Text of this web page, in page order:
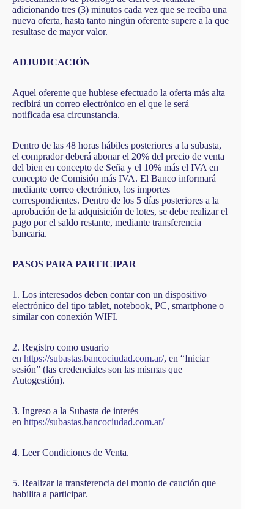
adicionando tres (3) minutos cada vez que se reciba una
nueva oferta, hasta tanto ningún oferente supere a la que
resultase de mayor valor.
ADJUDICACIÓN
Aquel oferente que hubiese efectuado la oferta más alta
recibirá un correo electrónico en el que le será
notificada esa circunstancia.
Dentro de las 48 horas hábiles posteriores a la subasta,
el comprador deberá abonar el 20% del precio de venta
del bien en concepto de Seña y el 10% más el IVA en
concepto de Comisión más IVA. El Banco informará
mediante correo electrónico, los importes
correspondientes. Dentro de los 5 días posteriores a la
aprobación de la adquisición de lotes, se debe realizar el
pago por el saldo restante, mediante transferencia
bancaria.
PASOS PARA PARTICIPAR
1. Los interesados deben contar con un dispositivo
electrónico del tipo tablet, notebook, PC, smartphone o
similar con conexión WIFI.
2. Registro como usuario
en https://subastas.bancociudad.com.ar/, en “Iniciar
sesión” (las credenciales son las mismas que
Autogestión).
3. Ingreso a la Subasta de interés
en https://subastas.bancociudad.com.ar/
4. Leer Condiciones de Venta.
5. Realizar la transferencia del monto de caución que
habilita a participar.